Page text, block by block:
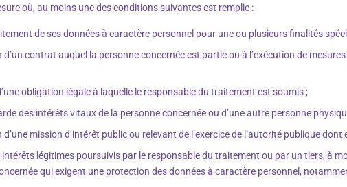
où, au moins une des conditions suivantes est remplie :
de ses données à caractère personnel pour une ou plusieurs finalités
contrat auquel la personne concernée est partie ou à l’exécution de
obligation légale à laquelle le responsable du traitement est soumis ;
des intérêts vitaux de la personne concernée ou d’une autre personne
mission d’intérêt public ou relevant de l’exercice de l’autorité publique
légitimes poursuivis par le responsable du traitement ou par un tiers, à
qui exigent une protection des données à caractère personnel,